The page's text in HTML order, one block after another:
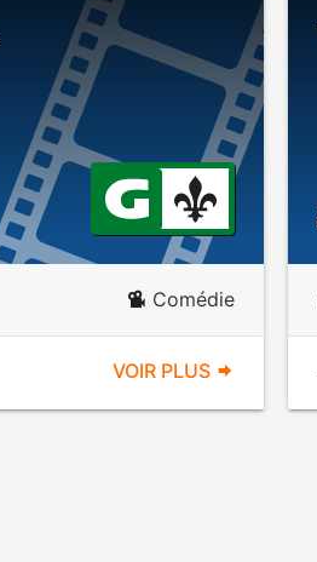
Comédie
VOIR PLUS